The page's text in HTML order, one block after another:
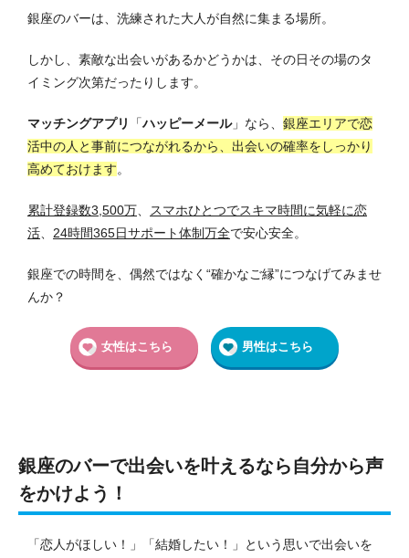
銀座のバーは、洗練された大人が自然に集まる場所。
しかし、素敵な出会いがあるかどうかは、その日その場のタ
イミング次第だったりします。
マッチングアプリ 「ハッピーメール」なら、 銀座エリアで恋
活中の人と事前につながれるから、出会いの確率をしっかり
高めておけます。
累計登録数3,500万、 スマホひとつでスキマ時間に気軽に恋
活、 24時間365日サポート体制万全で安心安全。
銀座での時間を、偶然ではなく“確かなご縁”につなげてみませ
んか？
女性はこちら 男性はこちら
銀座のバーで出会いを叶えるなら自分から声
をかけよう！
「恋人がほしい！」「結婚したい！」という思いで出会いを